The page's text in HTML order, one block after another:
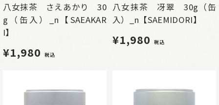
八女抹茶 さえあかり 30
g（缶入）_n【SAEAKAR
I】
¥1,980 税込
八女抹茶 冴翠 30g（缶
入）_n【SAEMIDORI】
¥1,980 税込